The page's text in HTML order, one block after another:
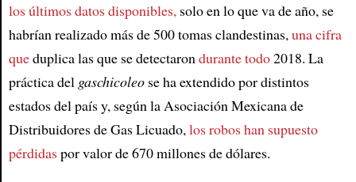
los últimos datos disponibles,solo en lo que va de año, se
habrían realizado más de 500 tomas clandestinas,una cifra
queduplica las que se detectarondurante todo2018. La
práctica del gaschicoleose ha extendido por distintos
estados del país y, según la Asociación Mexicana de
Distribuidores de Gas Licuado,los robos han supuesto
pérdidaspor valor de 670 millones de dólares.